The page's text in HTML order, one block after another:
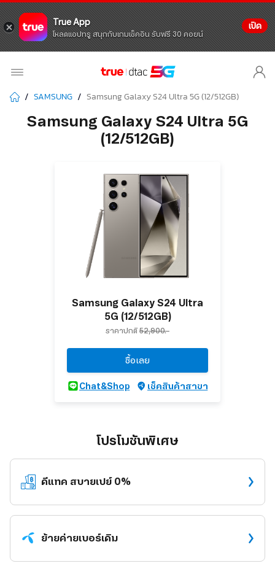
True App
โหลดแอปทรู สนุกกับเกมเช็คอิน รับฟรี 30 คอยน์
เปิด
SAMSUNG Samsung Galaxy S24 Ultra 5G (12/512GB)
Samsung Galaxy S24 Ultra 5G
(12/512GB)
Samsung Galaxy S24 Ultra
5G (12/512GB)
ราคาปกติ52,900.-
ซื้อเลย
Chat&Shop เช็คสินค้าสาขา
โปรโมชันพิเศษ
ดีแทค สบายเปย์ 0%
ย้ายค่ายเบอร์เดิม